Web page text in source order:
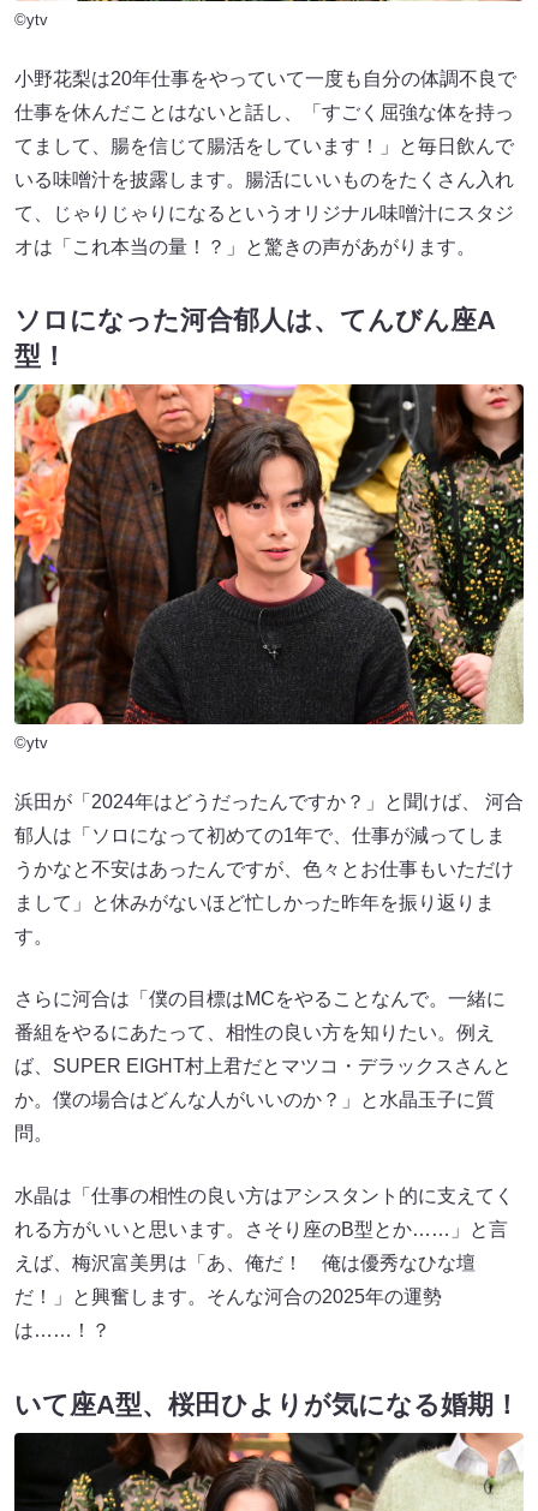
©ytv
小野花梨は20年仕事をやっていて一度も自分の体調不良で
仕事を休んだことはないと話し、「すごく屈強な体を持っ
てまして、腸を信じて腸活をしています！」と毎日飲んで
いる味噌汁を披露します。腸活にいいものをたくさん入れ
て、じゃりじゃりになるというオリジナル味噌汁にスタジ
オは「これ本当の量！？」と驚きの声があがります。
ソロになった河合郁人は、てんびん座A
型！
©ytv
浜田が「2024年はどうだったんですか？」と聞けば、 河合
郁人は「ソロになって初めての1年で、仕事が減ってしま
うかなと不安はあったんですが、色々とお仕事もいただけ
まして」と休みがないほど忙しかった昨年を振り返りま
す。
さらに河合は「僕の目標はMCをやることなんで。一緒に
番組をやるにあたって、相性の良い方を知りたい。例え
ば、SUPER EIGHT村上君だとマツコ・デラックスさんと
か。僕の場合はどんな人がいいのか？」と水晶玉子に質
問。
水晶は「仕事の相性の良い方はアシスタント的に支えてく
れる方がいいと思います。さそり座のB型とか……」と言
えば、梅沢富美男は「あ、俺だ！ 俺は優秀なひな壇
だ！」と興奮します。そんな河合の2025年の運勢
は……！？
いて座A型、桜田ひよりが気になる婚期！